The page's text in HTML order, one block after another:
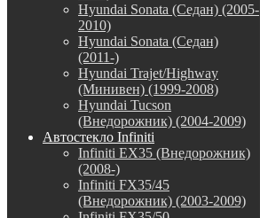
Hyundai Sonata (Седан) (2005-
2010)
Hyundai Sonata (Седан)
(2011-)
Hyundai Trajet/Highway
(Минивен) (1999-2008)
Hyundai Tucson
(Внедорожник) (2004-2009)
Автостекло Infiniti
Infiniti EX35 (Внедорожник)
(2008-)
Infiniti FX35/45
(Внедорожник) (2003-2009)